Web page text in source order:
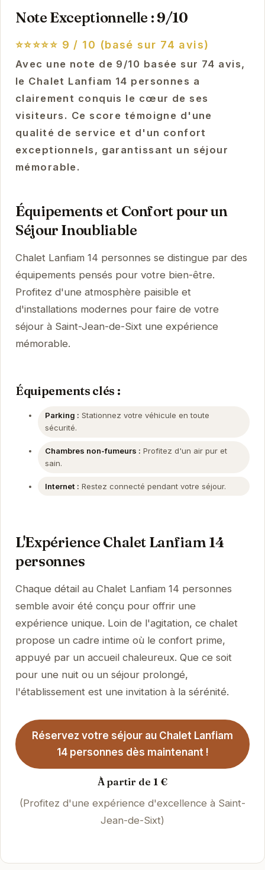
Note Exceptionnelle : 9/10
⭐⭐⭐⭐⭐ 9 / 10 (basé sur 74 avis)
Avec une note de 9/10 basée sur 74 avis,
le Chalet Lanfiam 14 personnes a
clairement conquis le cœur de ses
visiteurs. Ce score témoigne d'une
qualité de service et d'un confort
exceptionnels, garantissant un séjour
mémorable.
Équipements et Confort pour un
Séjour Inoubliable
Chalet Lanfiam 14 personnes se distingue par des
équipements pensés pour votre bien-être.
Profitez d'une atmosphère paisible et
d'installations modernes pour faire de votre
séjour à Saint-Jean-de-Sixt une expérience
mémorable.
Équipements clés :
Parking : Stationnez votre véhicule en toute
sécurité.
Chambres non-fumeurs : Profitez d'un air pur et
sain.
Internet : Restez connecté pendant votre séjour.
L'Expérience Chalet Lanfiam 14
personnes
Chaque détail au Chalet Lanfiam 14 personnes
semble avoir été conçu pour offrir une
expérience unique. Loin de l'agitation, ce chalet
propose un cadre intime où le confort prime,
appuyé par un accueil chaleureux. Que ce soit
pour une nuit ou un séjour prolongé,
l'établissement est une invitation à la sérénité.
Réservez votre séjour au Chalet Lanfiam
14 personnes dès maintenant !
À partir de 1 €
(Profitez d'une expérience d'excellence à Saint-
Jean-de-Sixt)